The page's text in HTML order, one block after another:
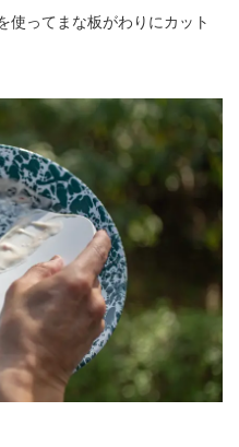
使ってまな板がわりにカット